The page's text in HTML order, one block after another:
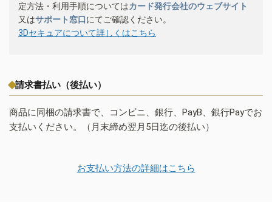
定方法・利用手順についてはカード発行会社のウェブサイト
又はサポート窓口にてご確認ください。
3Dセキュアについて詳しくはこちら
請求書払い（後払い）
商品に同梱の請求書で、コンビニ、銀行、PayB、銀行Payでお
支払いください。（月末締め翌月5日迄の後払い）
お支払い方法の詳細はこちら